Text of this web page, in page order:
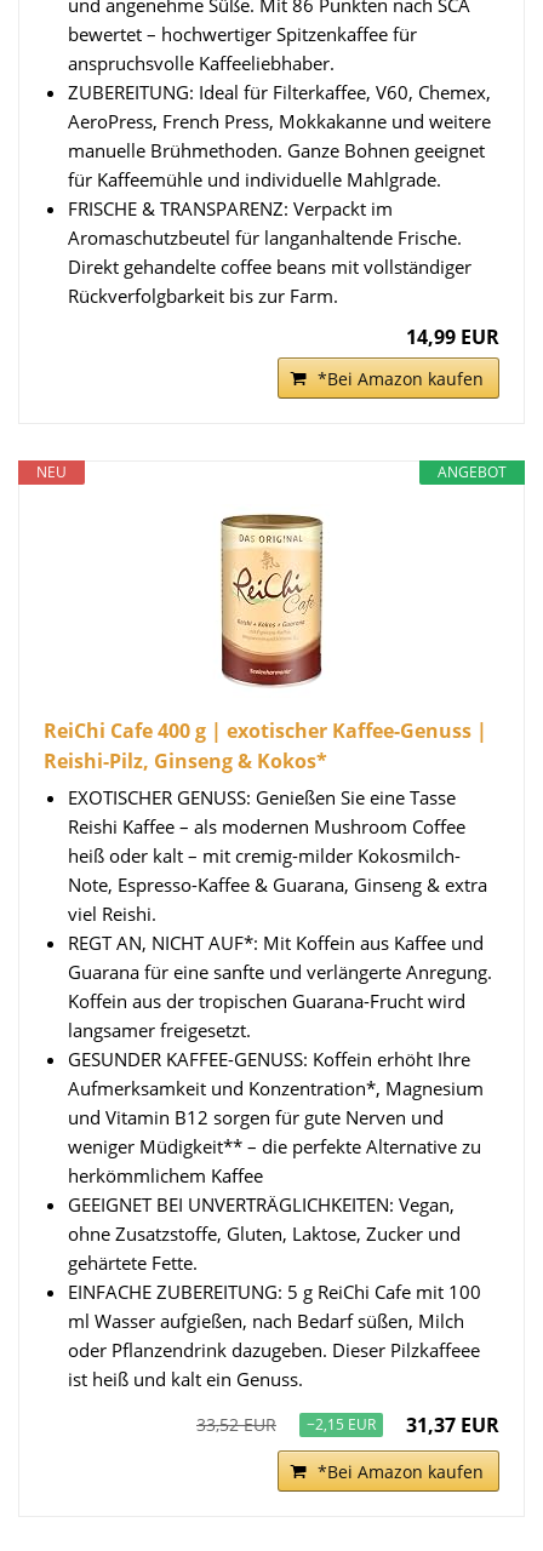
und angenehme Süße. Mit 86 Punkten nach SCA
bewertet – hochwertiger Spitzenkaffee für
anspruchsvolle Kaffeeliebhaber.
ZUBEREITUNG: Ideal für Filterkaffee, V60, Chemex,
AeroPress, French Press, Mokkakanne und weitere
manuelle Brühmethoden. Ganze Bohnen geeignet
für Kaffeemühle und individuelle Mahlgrade.
FRISCHE & TRANSPARENZ: Verpackt im
Aromaschutzbeutel für langanhaltende Frische.
Direkt gehandelte coffee beans mit vollständiger
Rückverfolgbarkeit bis zur Farm.
14,99 EUR
*Bei Amazon kaufen
ANGEBOT
NEU
ReiChi Cafe 400 g | exotischer Kaffee-Genuss |
Reishi-Pilz, Ginseng & Kokos*
EXOTISCHER GENUSS: Genießen Sie eine Tasse
Reishi Kaffee – als modernen Mushroom Coffee
heiß oder kalt – mit cremig-milder Kokosmilch-
Note, Espresso-Kaffee & Guarana, Ginseng & extra
viel Reishi.
REGT AN, NICHT AUF*: Mit Koffein aus Kaffee und
Guarana für eine sanfte und verlängerte Anregung.
Koffein aus der tropischen Guarana-Frucht wird
langsamer freigesetzt.
GESUNDER KAFFEE-GENUSS: Koffein erhöht Ihre
Aufmerksamkeit und Konzentration*, Magnesium
und Vitamin B12 sorgen für gute Nerven und
weniger Müdigkeit** – die perfekte Alternative zu
herkömmlichem Kaffee
GEEIGNET BEI UNVERTRÄGLICHKEITEN: Vegan,
ohne Zusatzstoffe, Gluten, Laktose, Zucker und
gehärtete Fette.
EINFACHE ZUBEREITUNG: 5 g ReiChi Cafe mit 100
ml Wasser aufgießen, nach Bedarf süßen, Milch
oder Pflanzendrink dazugeben. Dieser Pilzkaffeee
ist heiß und kalt ein Genuss.
33,52 EUR −2,15 EUR 31,37 EUR
*Bei Amazon kaufen